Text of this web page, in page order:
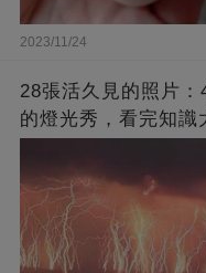
2023/11/24
28張活久見的照片
的燈光秀，看完知識